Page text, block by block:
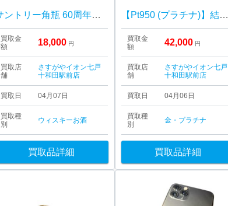
サントリー角瓶 60周年記念モデル (非売品) 2本おまとめ
買取金
額
18,000 円
買取店
舗
さすがやイオン七戸
十和田駅前店
買取日 04月07日
買取種
別
ウィスキーお酒
買取品詳細
【Pt950 (プラチナ)】結婚指輪
買取金
額
42,000 円
買取店
舗
さすがやイオン七戸
十和田駅前店
買取日 04月06日
買取種
別
金・プラチナ
買取品詳細